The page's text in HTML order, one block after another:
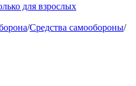
для взрослых
/Средства самообороны/